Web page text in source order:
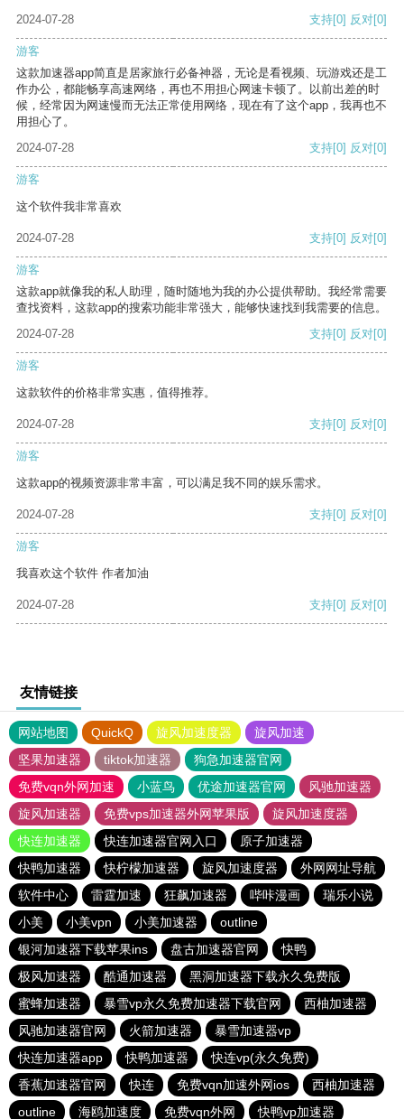
2024-07-28 支持[0] 反对[0]
游客
这款加速器app简直是居家旅行必备神器，无论是看视频、玩游戏还是工
作办公，都能畅享高速网络，再也不用担心网速卡顿了。以前出差的时
候，经常因为网速慢而无法正常使用网络，现在有了这个app，我再也不
用担心了。
2024-07-28
支持[0] 反对[0]
游客
这个软件我非常喜欢
2024-07-28 支持[0] 反对[0]
游客
这款app就像我的私人助理，随时随地为我的办公提供帮助。我经常需要
查找资料，这款app的搜索功能非常强大，能够快速找到我需要的信息。
2024-07-28
支持[0] 反对[0]
游客
这款软件的价格非常实惠，值得推荐。
2024-07-28 支持[0] 反对[0]
游客
这款app的视频资源非常丰富，可以满足我不同的娱乐需求。
2024-07-28 支持[0] 反对[0]
游客
我喜欢这个软件 作者加油
2024-07-28 支持[0] 反对[0]
友情链接
网站地图 QuickQ 旋风加速度器
旋风加速
坚果加速器
tiktok加速器
狗急加速器官网
免费vqn外网加速
小蓝鸟 优途加速器官网
风驰加速器
旋风加速器
免费vps加速器外网苹果版
旋风加速度器
快连加速器
快连加速器官网入口
原子加速器
快鸭加速器
快柠檬加速器 旋风加速度器
外网网址导航
软件中心
雷霆加速 狂飙加速器 哔咔漫画
瑞乐小说
小美
小美vpn 小美加速器
outline
银河加速器下载苹果ins
盘古加速器官网
快鸭
极风加速器
酷通加速器
黑洞加速器下载永久免费版
蜜蜂加速器
暴雪vp永久免费加速器下载官网
西柚加速器
风驰加速器官网
火箭加速器
暴雪加速器vp
快连加速器app
快鸭加速器
快连vp(永久免费)
香蕉加速器官网
快连 免费vqn加速外网ios
西柚加速器
outline
海鸥加速度 免费vqn外网 快鸭vp加速器